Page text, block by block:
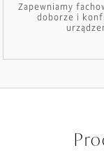
Zapewniamy
doborze i